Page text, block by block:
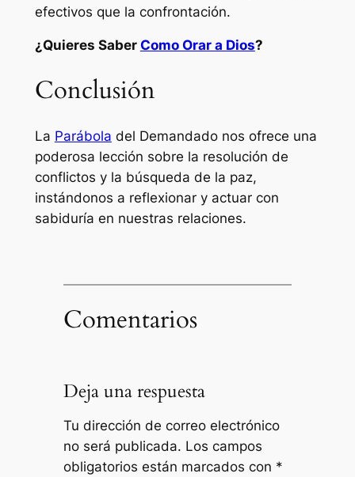
efectivos que la confrontación.
¿Quieres Saber Como Orar a Dios?
Conclusión
La Parábola del Demandado nos ofrece una
poderosa lección sobre la resolución de
conflictos y la búsqueda de la paz,
instándonos a reflexionar y actuar con
sabiduría en nuestras relaciones.
Comentarios
Deja una respuesta
Tu dirección de correo electrónico
no será publicada. Los campos
obligatorios están marcados con *